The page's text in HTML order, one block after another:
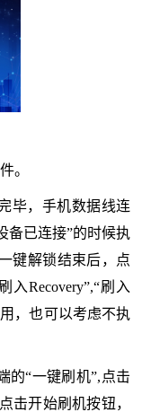
。
毕，手机数据线连
备已连接”的时候执
键解锁结束后，点
入Recovery”,“刷入
，也可以考虑不执
的“一键刷机”,点击
击开始刷机按钮，